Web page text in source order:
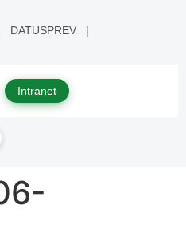
DATUSPREV |
Intranet